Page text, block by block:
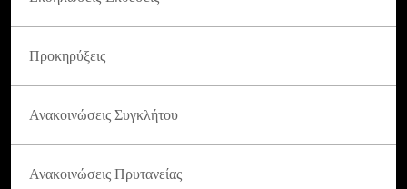
Προκηρύξεις
Ανακοινώσεις Συγκλήτου
Ανακοινώσεις Πρυτανείας